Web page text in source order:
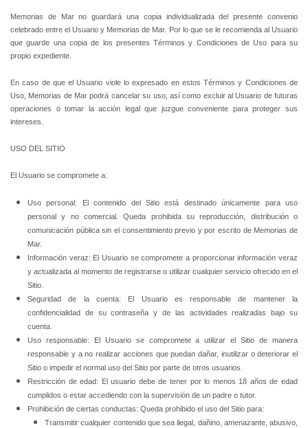
Memorias de Mar no guardará una copia individualizada del presente convenio
celebrado entre el Usuario y Memorias de Mar. Por lo que se le recomienda al Usuario
que guarde una copia de los presentes Términos y Condiciones de Uso para su
propio expediente.
En caso de que el Usuario viole lo expresado en estos Términos y Condiciones de
Uso, Memorias de Mar podrá cancelar su uso, así como excluir al Usuario de futuras
operaciones o tomar la acción legal que juzgue conveniente para proteger sus
intereses.
USO DEL SITIO
El Usuario se compromete a:
Uso personal: El contenido del Sitio está destinado únicamente para uso
personal y no comercial. Queda prohibida su reproducción, distribución o
comunicación pública sin el consentimiento previo y por escrito de Memorias de
Mar.
Información veraz: El Usuario se compromete a proporcionar información veraz
y actualizada al momento de registrarse o utilizar cualquier servicio ofrecido en el
Sitio.
Seguridad de la cuenta: El Usuario es responsable de mantener la
confidencialidad de su contraseña y de las actividades realizadas bajo su
cuenta.
Uso responsable: El Usuario se compromete a utilizar el Sitio de manera
responsable y a no realizar acciones que puedan dañar, inutilizar o deteriorar el
Sitio o impedir el normal uso del Sitio por parte de otros usuarios.
Restricción de edad: El usuario debe de tener por lo menos 18 años de edad
cumplidos o estar accediendo con la supervisión de un padre o tutor.
Prohibición de ciertas conductas: Queda prohibido el uso del Sitio para:
Transmitir cualquier contenido que sea ilegal, dañino, amenazante, abusivo,